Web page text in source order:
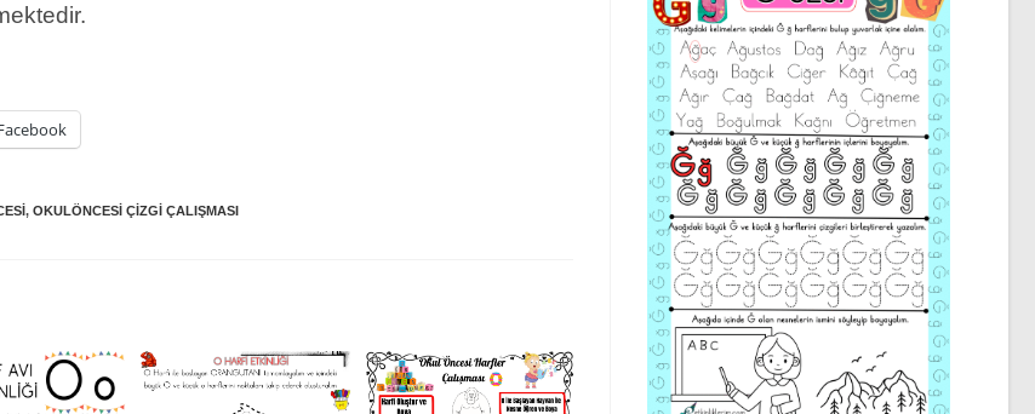
, OKULÖNCESI ÇIZGI ÇALIŞMASI